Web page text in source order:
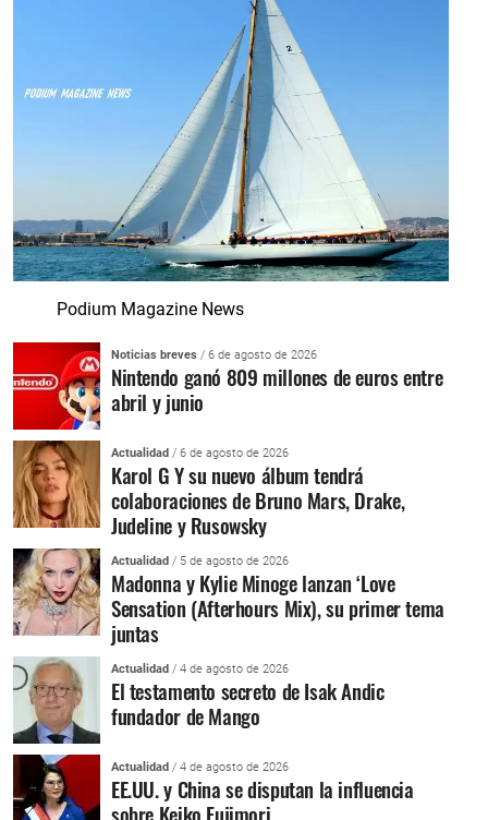
Podium Magazine News
Noticias breves / 6 de agosto de 2026
Nintendo ganó 809 millones de euros entre
abril y junio
Actualidad / 6 de agosto de 2026
Karol G Y su nuevo álbum tendrá
colaboraciones de Bruno Mars, Drake,
Judeline y Rusowsky
Actualidad / 5 de agosto de 2026
Madonna y Kylie Minoge lanzan ‘Love
Sensation (Afterhours Mix), su primer tema
juntas
Actualidad / 4 de agosto de 2026
El testamento secreto de Isak Andic
fundador de Mango
Actualidad / 4 de agosto de 2026
EE.UU. y China se disputan la influencia